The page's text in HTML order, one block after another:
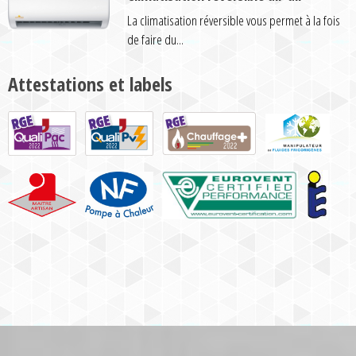
La climatisation réversible vous permet à la fois
de faire du...
Attestations et labels